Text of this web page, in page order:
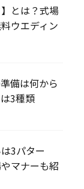
とは？式場
ウエディン
備は何から
3種類
3パター
マナーも紹